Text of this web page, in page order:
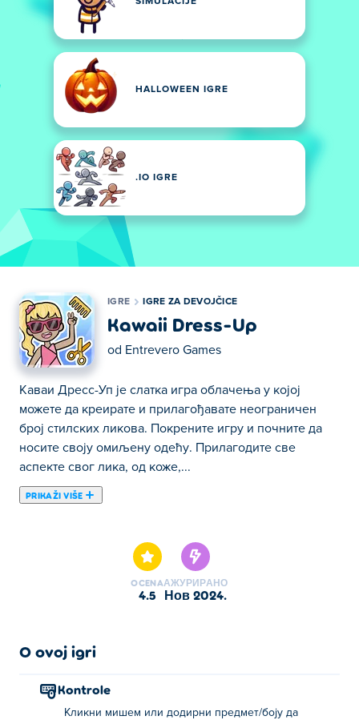
HALLOWEEN IGRE
.IO IGRE
IGRE IGRE ZA DEVOJČICE
Kawaii Dress-Up
od Entrevero Games
Каваи Дресс-Уп је слатка игра облачења у којој
можете да креирате и прилагођавате неограничен
број стилских ликова. Покрените игру и почните да
носите своју омиљену одећу. Прилагодите све
аспекте свог лика, од коже,...
PRIKAŽI VIŠE
број стилских ликова. Покрените игру и почните да
носите своју омиљену одећу. Прилагодите све
аспекте свог лика, од коже, косе, црта лица, одеће и
креацијом, додирните дугме са леве стране да бисте
нам колико креативни можете бити! Да ли сте
спремни да будете најпознатија модна икона у граду?
OCENA
4.5
АЖУРИРАНО
нов 2024.
O ovoj igri
Kontrole
Кликни мишем или додирни предмет/боју да